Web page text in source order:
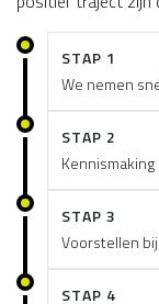
STAP 1
We nemen
STAP 2
STAP 3
Voorstellen
STAP 4